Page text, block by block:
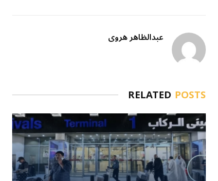
عبدالظاهر هروی
RELATED POSTS